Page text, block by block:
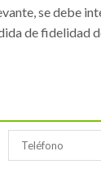
se debe
de fidelidad